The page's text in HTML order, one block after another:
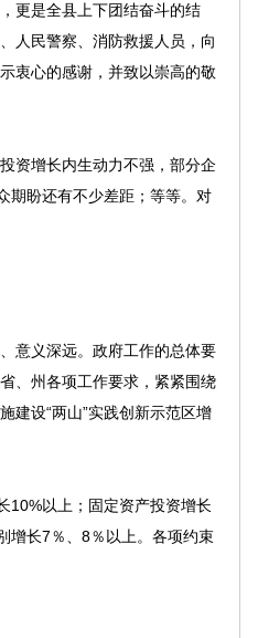
更是全县上下团结奋斗的结
人民警察、消防救援人员，向
衷心的感谢，并致以崇高的敬
资增长内生动力不强，部分企
期盼还有不少差距；等等。对
意义深远。政府工作的总体要
、州各项工作要求，紧紧围绕
建设“两山”实践创新示范区增
10%以上；固定资产投资增长
增长7％、8％以上。各项约束